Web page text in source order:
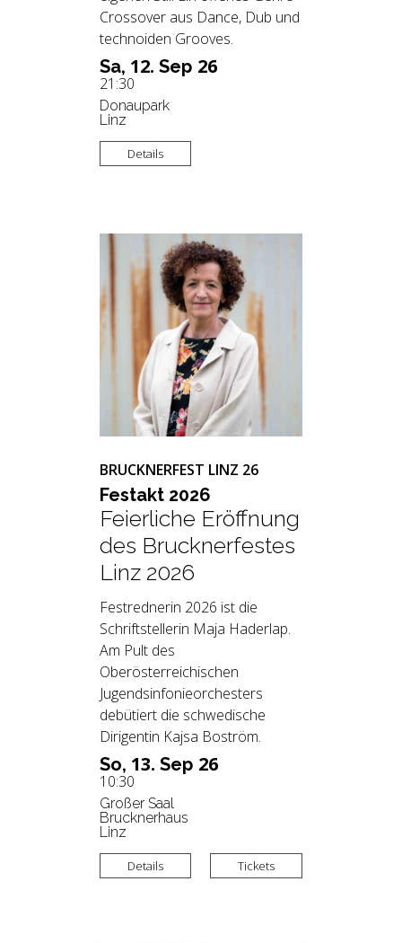
Sa, 12. Sep 26
21:30
Donaupark
Linz
Crossover aus Dance, Dub und
technoiden Grooves.
Details
So, 13. Sep 26
10:30
Großer Saal
Brucknerhaus
Linz
BRUCKNERFEST LINZ 26
Fest­akt 2026
Feierliche Eröffnung
des Brucknerfestes
Linz 2026
Festrednerin 2026 ist die
Schriftstellerin Maja Haderlap.
Am Pult des
Oberösterreichischen
Jugendsinfonieorchesters
debütiert die schwedische
Dirigentin Kajsa Boström.
Details Tickets